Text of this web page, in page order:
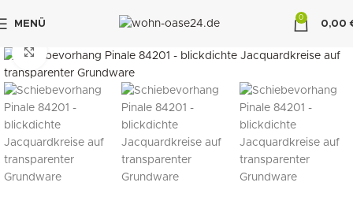
MENÜ
0
0,00
klicken um zu vergrößern